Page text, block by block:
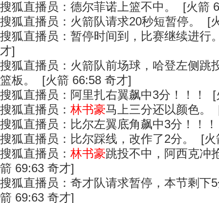
搜狐直播员：德尔菲诺上篮不中。 [火箭
搜狐直播员：火箭队请求20秒短暂停。 [
搜狐直播员：暂停时间到，比赛继续进行
才]
搜狐直播员：火箭队前场球，哈登左侧跳
篮板。 [火箭 66:58 奇才]
搜狐直播员：阿里扎右翼飙中3分！！！
搜狐直播员： 林书豪马上三分还以颜色。
搜狐直播员：比尔左翼底角飙中3分！！
搜狐直播员：比尔踩线，改作了2分。 [
搜狐直播员： 林书豪跳投不中，阿西克冲
箭 69:63 奇才]
搜狐直播员：奇才队请求暂停，本节剩下
箭 69:63 奇才]